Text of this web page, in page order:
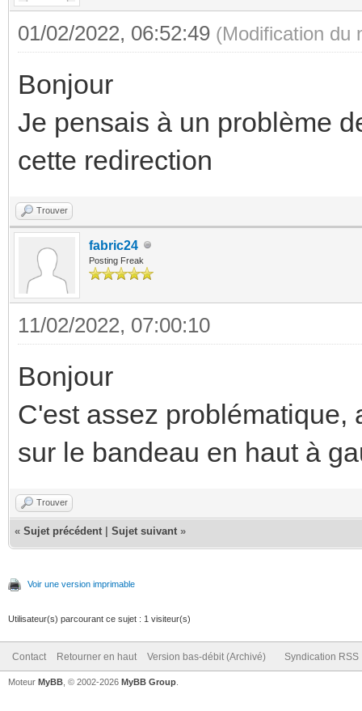
01/02/2022, 06:52:49 (Modification du
Bonjour
Je pensais à un problème
cette redirection
Trouver
fabric24
Posting Freak
11/02/2022, 07:00:10
Bonjour
C'est assez problématique,
sur le bandeau en haut à
Trouver
« Sujet précédent Sujet suivant »
Voir une version imprimable
Utilisateur(s) parcourant ce sujet : 1 visiteur(s)
Contact Retourner en haut Version bas-débit (Archivé) Syndication RSS
Moteur MyBB , © 2002-2026 MyBB Group